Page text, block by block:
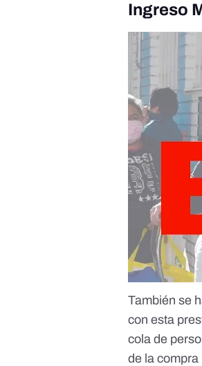
Ingreso
También se
con esta
cola de
de la